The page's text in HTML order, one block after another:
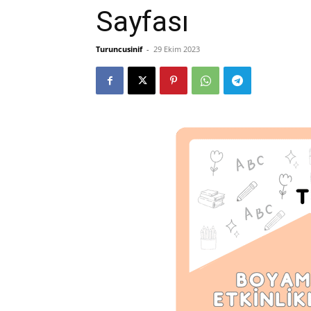
Sayfası
Turuncusinif - 29 Ekim 2023